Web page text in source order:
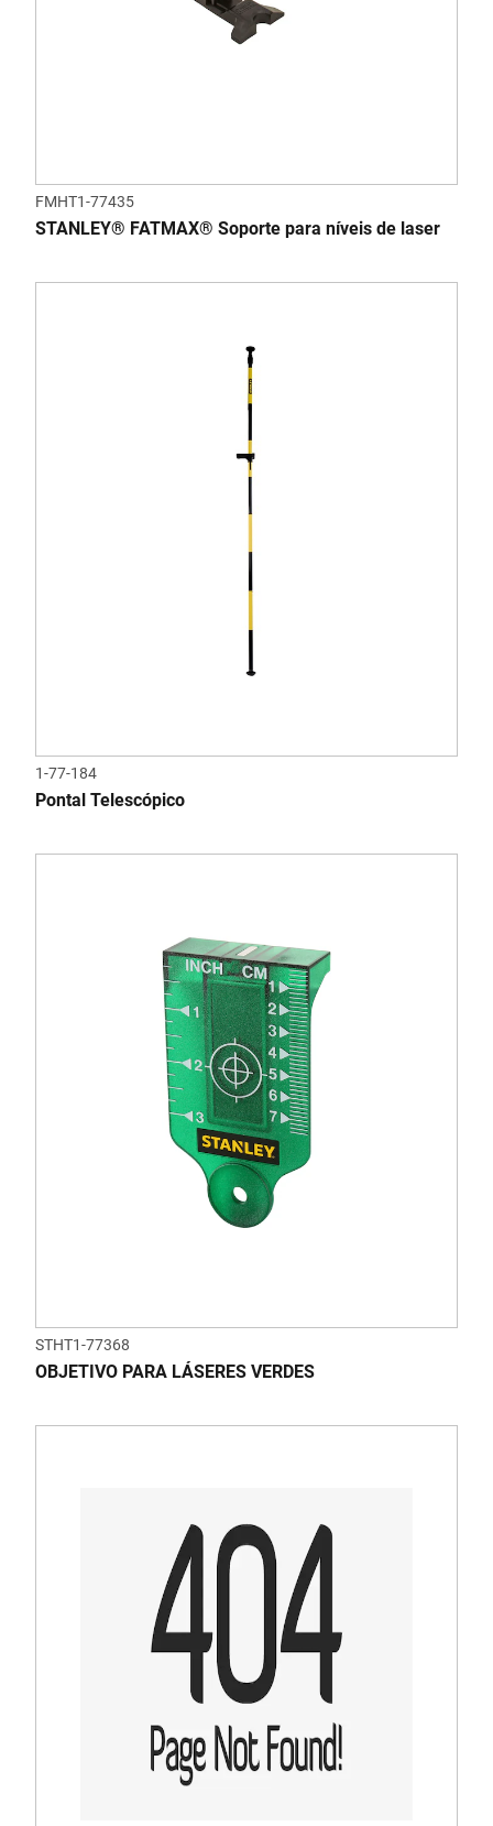
FMHT1-77435
STANLEY® FATMAX® Soporte para níveis de laser
1-77-184
Pontal Telescópico
STHT1-77368
OBJETIVO PARA LÁSERES VERDES